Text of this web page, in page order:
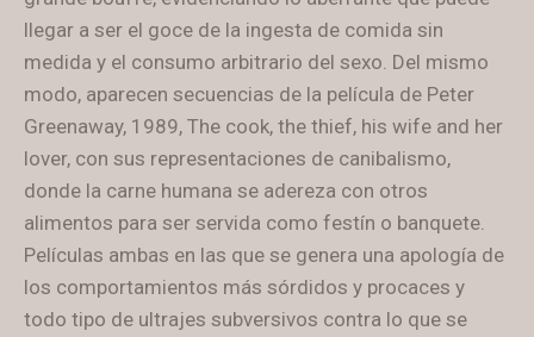
llegar a ser el goce de la ingesta de comida sin
medida y el consumo arbitrario del sexo. Del mismo
modo, aparecen secuencias de la película de Peter
Greenaway, 1989, The cook, the thief, his wife and her
lover, con sus representaciones de canibalismo,
donde la carne humana se adereza con otros
alimentos para ser servida como festín o banquete.
Películas ambas en las que se genera una apología de
los comportamientos más sórdidos y procaces y
todo tipo de ultrajes subversivos contra lo que se